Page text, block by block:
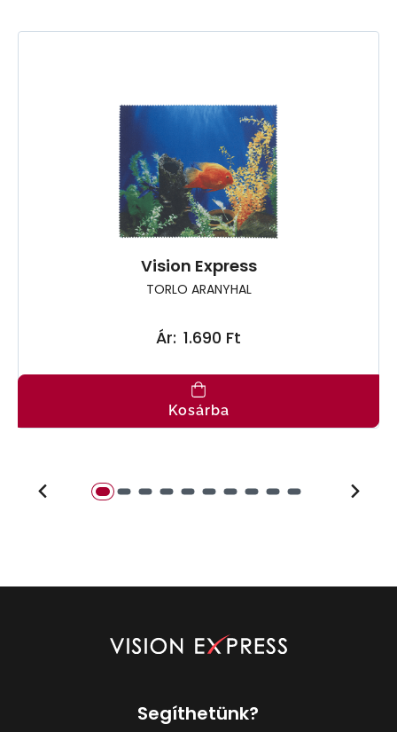
Vision Express
TORLO ARANYHAL
Ár: 1.690 Ft
Kosárba
Segíthetünk?